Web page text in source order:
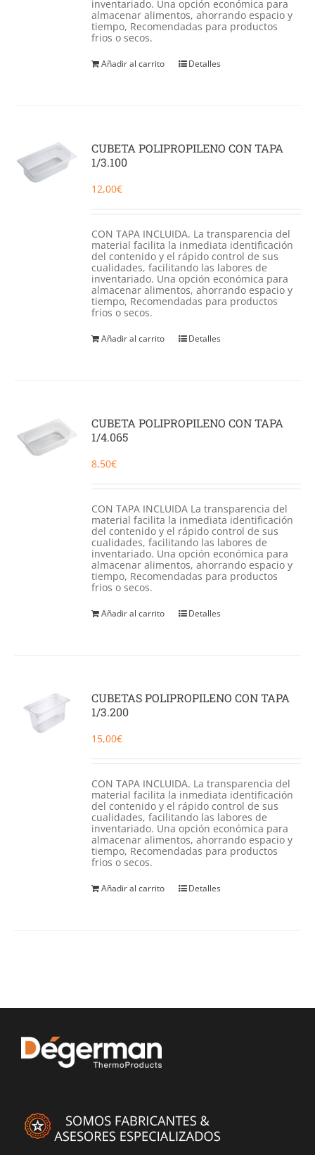
inventariado. Una opción económica para
almacenar alimentos, ahorrando espacio y
tiempo, Recomendadas para productos
frios o secos.
Añadir al carrito Detalles
CUBETA POLIPROPILENO CON TAPA
1/3.100
12,00€
CON TAPA INCLUIDA. La transparencia del
material facilita la inmediata identificación
del contenido y el rápido control de sus
cualidades, facilitando las labores de
inventariado. Una opción económica para
almacenar alimentos, ahorrando espacio y
tiempo, Recomendadas para productos
frios o secos.
Añadir al carrito Detalles
CUBETA POLIPROPILENO CON TAPA
1/4.065
8,50€
CON TAPA INCLUIDA La transparencia del
material facilita la inmediata identificación
del contenido y el rápido control de sus
cualidades, facilitando las labores de
inventariado. Una opción económica para
almacenar alimentos, ahorrando espacio y
tiempo, Recomendadas para productos
frios o secos.
Añadir al carrito Detalles
CUBETAS POLIPROPILENO CON TAPA
1/3.200
15,00€
CON TAPA INCLUIDA. La transparencia del
material facilita la inmediata identificación
del contenido y el rápido control de sus
cualidades, facilitando las labores de
inventariado. Una opción económica para
almacenar alimentos, ahorrando espacio y
tiempo, Recomendadas para productos
frios o secos.
Añadir al carrito Detalles